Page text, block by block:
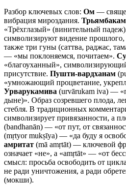
Разбор ключевых слов: Ом —
вибрация мироздания. Трьямбакам
«Трёхглазый» (винительный
символизируют видение прошлого,
также три гуны (саттва, раджас,
— «мы поклоняемся, почитаем».
«благоуханный»,
присутствие. Пушти-вардханам
«умножающий процветание,
Урварукамива (urvārukam iva) —
дыне)». Образ созревшего плода,
стебля. В традиционных
символизирует привязанности, а
(bandhanān) — «от пут, от
(mṛtyor mukṣīya) — «да буду я
амритат (mā amṛtāt) — ключевой
означает «не», а «amṛtāt» — «от
смысл: просьба освободить от
не ради уничтожения, а ради
(мокши).